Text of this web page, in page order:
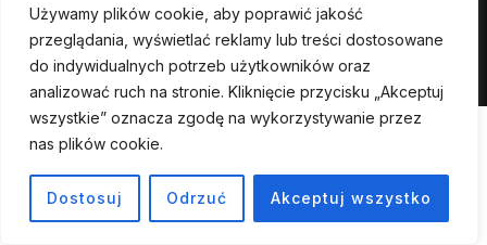
Używamy plików cookie, aby poprawić jakość
przeglądania, wyświetlać reklamy lub treści dostosowane
do indywidualnych potrzeb użytkowników oraz
analizować ruch na stronie. Kliknięcie przycisku „Akceptuj
wszystkie” oznacza zgodę na wykorzystywanie przez
nas plików cookie.
Dostosuj Odrzuć Akceptuj wszystko
Powered by WordPress
Inspiro WordPress Theme byWPZOOM